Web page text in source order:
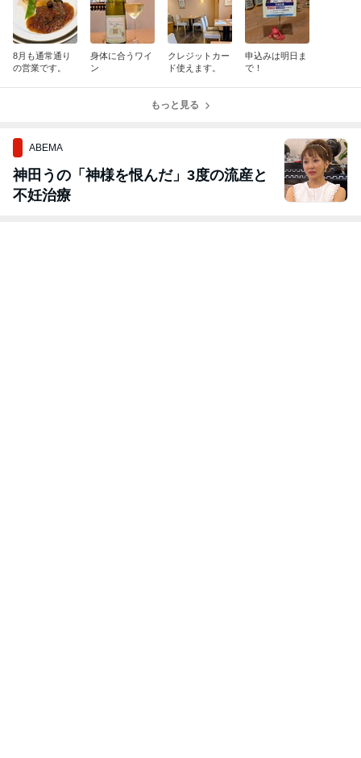
8月も通常通り
の営業です。
身体に合うワイ
ン
クレジットカー
ド使えます。
申込みは明日ま
で！
もっと見る
ABEMA
神田うの「神様を恨んだ」3度の流産と
不妊治療